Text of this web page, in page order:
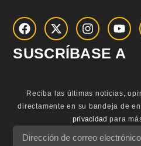
SUSCRÍBASE A
Reciba las últimas noticias,
directamente en su bandeja de
privacidad para